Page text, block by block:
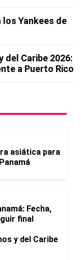
Yankees de
del Caribe 2026:
a Puerto Rico
asiática para
Fecha,
final
y del Caribe